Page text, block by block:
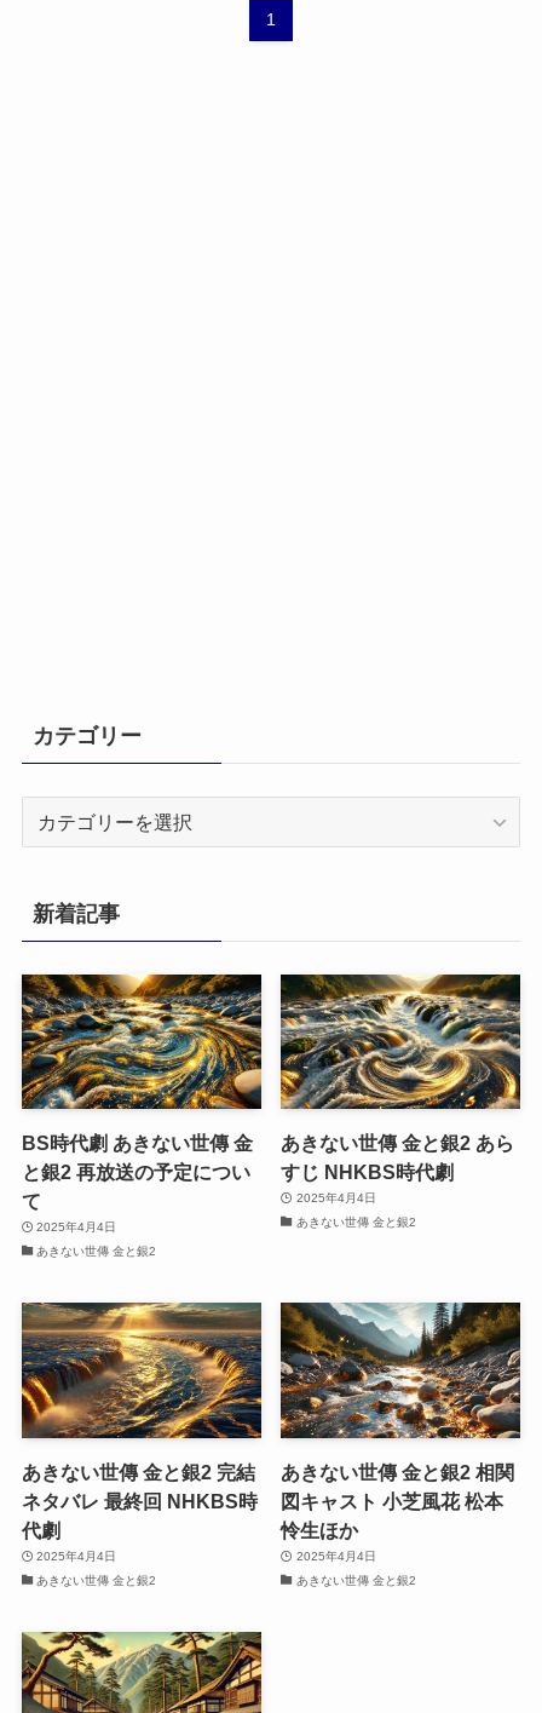
1
カテゴリー
リ
ー
新着記事
BS時代劇 あきない世傳 金
と銀2 再放送の予定につい
て
2025年4月4日
あきない世傳 金と銀2
あきない世傳 金と銀2 あら
すじ NHKBS時代劇
2025年4月4日
あきない世傳 金と銀2
あきない世傳 金と銀2 完結
ネタバレ 最終回 NHKBS時
代劇
2025年4月4日
あきない世傳 金と銀2
あきない世傳 金と銀2 相関
図キャスト 小芝風花 松本
怜生ほか
2025年4月4日
あきない世傳 金と銀2